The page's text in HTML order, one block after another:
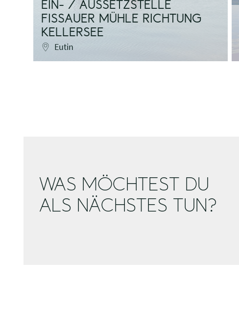
EIN- / AUSSETZSTELLE
FISSAUER MÜHLE RICHTUNG
KELLERSEE
Eutin
WAS MÖCHTEST DU
ALS NÄCHSTES TUN?